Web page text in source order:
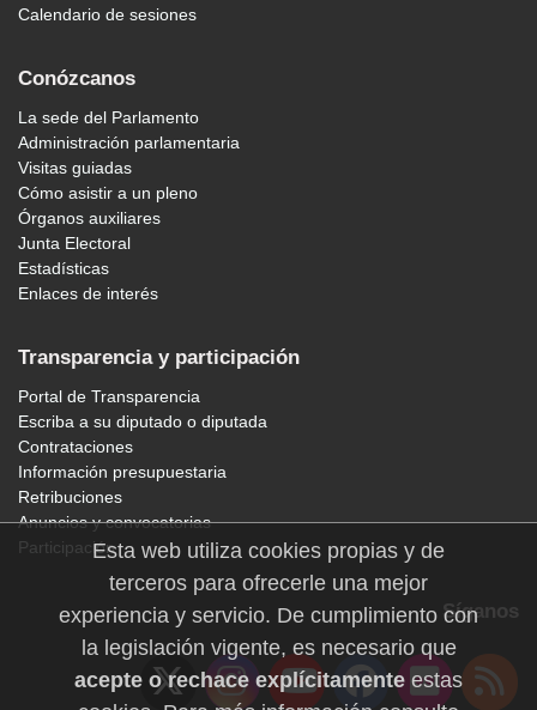
Calendario de sesiones
Conózcanos
La sede del Parlamento
Administración parlamentaria
Visitas guiadas
Cómo asistir a un pleno
Órganos auxiliares
Junta Electoral
Estadísticas
Enlaces de interés
Transparencia y participación
Portal de Transparencia
Escriba a su diputado o diputada
Contrataciones
Información presupuestaria
Retribuciones
Anuncios y convocatorias
Participación
Síganos
Esta web utiliza cookies propias y de
terceros para ofrecerle una mejor
experiencia y servicio. De cumplimiento con
la legislación vigente, es necesario que
acepte o rechace explícitamente estas